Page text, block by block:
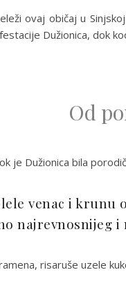
ovaj običaj u
Dužionica, dok
Od
je Dužionica bila
venac i krunu
najrevnosnijeg i
risaruše uzele